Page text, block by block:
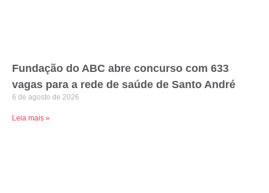
Fundação do ABC abre concurso com 633
vagas para a rede de saúde de Santo André
6 de agosto de 2026
Leia mais »